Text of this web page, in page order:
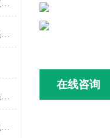
在线咨询
提高立式环流搅拌机混合效率的技术改进
立式环流搅拌机：推动流体高效混合的“动力引擎”
探索立式环流搅拌机：革新化工混合工艺
立式环流搅拌机的工作原理主要包括以下几个步骤